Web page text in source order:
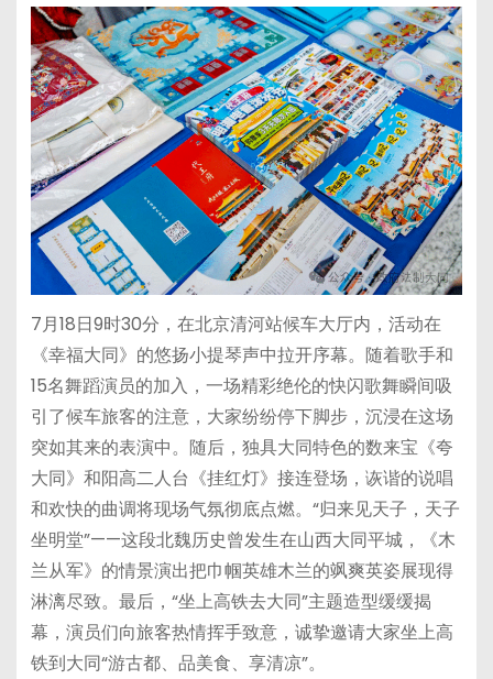
7月18日9时30分，在北京清河站候车大厅内，活动在
《幸福大同》的悠扬小提琴声中拉开序幕。随着歌手和
15名舞蹈演员的加入，一场精彩绝伦的快闪歌舞瞬间吸
引了候车旅客的注意，大家纷纷停下脚步，沉浸在这场
突如其来的表演中。随后，独具大同特色的数来宝《夸
大同》和阳高二人台《挂红灯》接连登场，诙谐的说唱
和欢快的曲调将现场气氛彻底点燃。“归来见天子，天子
坐明堂”——这段北魏历史曾发生在山西大同平城，《木
兰从军》的情景演出把巾帼英雄木兰的飒爽英姿展现得
淋漓尽致。最后，“坐上高铁去大同”主题造型缓缓揭
幕，演员们向旅客热情挥手致意，诚挚邀请大家坐上高
铁到大同“游古都、品美食、享清凉”。